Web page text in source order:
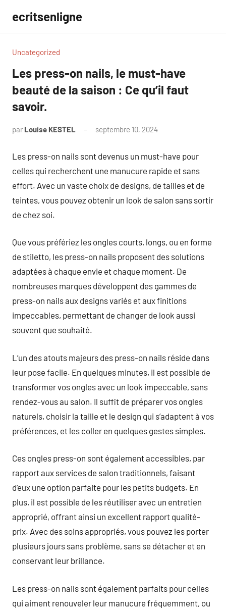
contenu
ecritsenligne
Uncategorized
Les press-on nails, le must-have
beauté de la saison : Ce qu’il faut
savoir.
par Louise KESTEL septembre 10, 2024
Les press-on nails sont devenus un must-have pour
celles qui recherchent une manucure rapide et sans
effort. Avec un vaste choix de designs, de tailles et de
teintes, vous pouvez obtenir un look de salon sans sortir
de chez soi.
Que vous préfériez les ongles courts, longs, ou en forme
de stiletto, les press-on nails proposent des solutions
adaptées à chaque envie et chaque moment. De
nombreuses marques développent des gammes de
press-on nails aux designs variés et aux finitions
impeccables, permettant de changer de look aussi
souvent que souhaité.
L’un des atouts majeurs des press-on nails réside dans
leur pose facile. En quelques minutes, il est possible de
transformer vos ongles avec un look impeccable, sans
rendez-vous au salon. Il suffit de préparer vos ongles
naturels, choisir la taille et le design qui s’adaptent à vos
préférences, et les coller en quelques gestes simples.
Ces ongles press-on sont également accessibles, par
rapport aux services de salon traditionnels, faisant
d’eux une option parfaite pour les petits budgets. En
plus, il est possible de les réutiliser avec un entretien
approprié, offrant ainsi un excellent rapport qualité-
prix. Avec des soins appropriés, vous pouvez les porter
plusieurs jours sans problème, sans se détacher et en
conservant leur brillance.
Les press-on nails sont également parfaits pour celles
qui aiment renouveler leur manucure fréquemment, ou